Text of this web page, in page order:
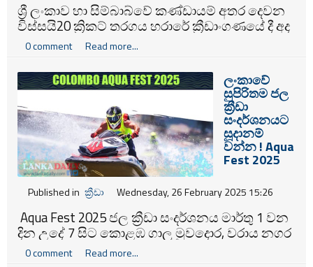
ශ්‍රී ලංකාව හා සිම්බාබ්වේ කණ්ඩායම් අතර දෙවන
විස්සයි20 ක්‍රිකට් තරගය හරාරේ ක්‍රීඩාංගණයේ දී අද
(6) පැවැත්වේ.
0 comment Read more...
ලංකාවේ
සුපිරිතම ජල
ක්‍රීඩා
සංදර්ශනයට
සූදානම්
වන්න ! Aqua
Fest 2025
Published in ක්‍රීඩා Wednesday, 26 February 2025 15:26
Aqua Fest 2025 ජල ක්‍රීඩා සංදර්ශනය මාර්තු 1 වන
දින උදේ 7 සිට කොළඹ ගාලු මුවදොර, වරාය නගර
වෙරළ තීරයේ දී පැවැත්වේ.
0 comment Read more...